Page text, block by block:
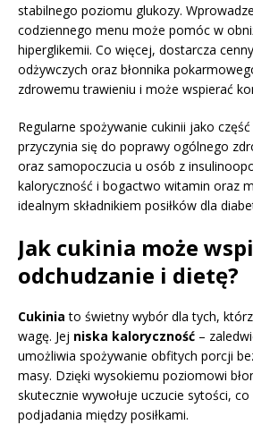
stabilnego poziomu glukozy.
codziennego menu może pomóc w
hiperglikemii. Co więcej, dostarcza
odżywczych oraz błonnika
zdrowemu trawieniu i może wspierać
Regularne spożywanie cukinii jako
przyczynia się do poprawy ogólnego
oraz samopoczucia u osób z
kaloryczność i bogactwo witamin oraz
idealnym składnikiem posiłków dla
Jak cukinia może
odchudzanie i dietę?
Cukinia to świetny wybór dla tych,
wagę. Jej niska kaloryczność –
umożliwia spożywanie obfitych porcji
masy. Dzięki wysokiemu poziomowi
skutecznie wywołuje uczucie sytości,
podjadania między posiłkami.